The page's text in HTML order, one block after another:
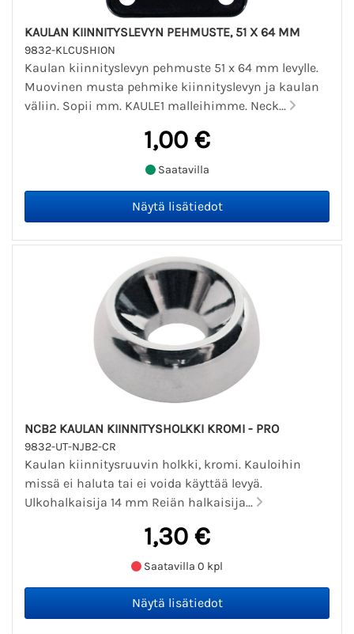
KAULAN KIINNITYSLEVYN PEHMUSTE, 51 X 64 MM
9832-KLCUSHION
Kaulan kiinnityslevyn pehmuste 51 x 64 mm levylle.
Muovinen musta pehmike kiinnityslevyn ja kaulan
väliin. Sopii mm. KAULE1 malleihimme. Neck...
1,00 €
Saatavilla
NCB2 KAULAN KIINNITYSHOLKKI KROMI - PRO
9832-UT-NJB2-CR
Kaulan kiinnitysruuvin holkki, kromi. Kauloihin
missä ei haluta tai ei voida käyttää levyä.
Ulkohalkaisija 14 mm Reiän halkaisija...
1,30 €
Saatavilla 0 kpl